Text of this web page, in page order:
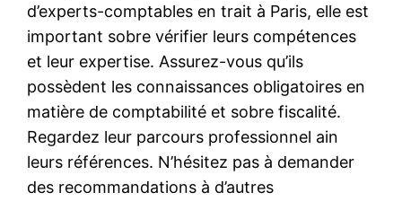
d’experts-comptables en trait à Paris, elle est
important sobre vérifier leurs compétences
et leur expertise. Assurez-vous qu’ils
possèdent les connaissances obligatoires en
matière de comptabilité et sobre fiscalité.
Regardez leur parcours professionnel ain
leurs références. N’hésitez pas à demander
des recommandations à d’autres